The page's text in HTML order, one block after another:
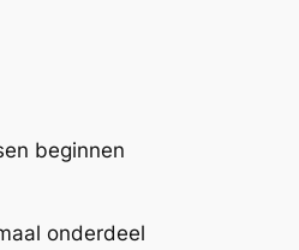
beginnen
onderdeel